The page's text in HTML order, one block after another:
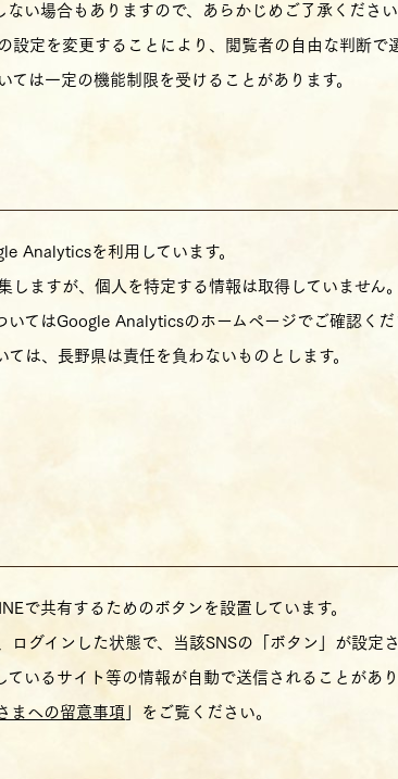
い場合もありますので、あらかじめご了承くださ
定を変更することにより、閲覧者の自由な判断
は一定の機能制限を受けることがあります。
Analyticsを利用しています。
ますが、個人を特定する情報は取得していません
てはGoogle Analyticsのホームページでご確認く
は、長野県は責任を負わないものとします。
で共有するためのボタンを設置しています。
グインした状態で、当該SNSの「ボタン」が設定
いるサイト等の情報が自動で送信されることがあ
まへの留意事項」をご覧ください。